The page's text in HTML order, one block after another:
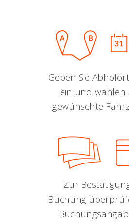
Geben Sie
ein und wählen
gewünschte
Zur
Buchung